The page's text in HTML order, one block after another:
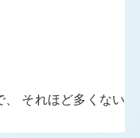
それほど多くない